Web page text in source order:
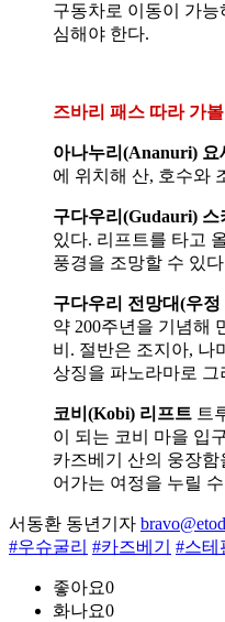
구동차로 이동이 가
심해야 한다.
즈바리 패스 따라 가
아나누리(Ananuri) 요
에 위치해 산, 호수와
구다우리(Gudauri) 스
있다. 리프트를 타고
풍경을 조망할 수 있
구다우리 전망대(우정
약 200주년을 기념해
비. 절반은 조지아, 나
상징을 파노라마로 그
코비(Kobi) 리프트 트
이 되는 코비 마을 입
카즈베기 산의 웅장
어가는 여정을 누릴
서동환 동년기자
#우슈굴리 #카즈베기 #스테
좋아요0
화나요0